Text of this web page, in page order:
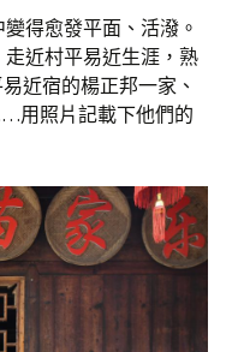
得愈發平面、活潑。
近村平易近生涯，熟
近宿的楊正邦一家、
用照片記載下他們的